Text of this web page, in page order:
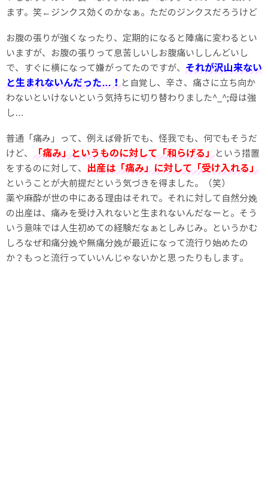
ます。笑←ジンクス効くのかなぁ。ただのジンクスだろうけど
お腹の張りが強くなったり、定期的になると陣痛に変わるとい
いますが、お腹の張りって息苦しいしお腹痛いししんどいし
で、すぐに横になって嫌がってたのですが、 それが沢山来ない
と生まれないんだった…！と自覚し、辛さ、痛さに立ち向か
わないといけないという気持ちに切り替わりました^_^;母は強
し…
普通「痛み」って、例えば骨折でも、怪我でも、何でもそうだ
けど、 「痛み」というものに対して「和らげる」という措置
をするのに対して、 出産は「痛み」に対して「受け入れる」
ということが大前提だという気づきを得ました。（笑）
薬や麻酔が世の中にある理由はそれで。それに対して自然分娩
の出産は、痛みを受け入れないと生まれないんだなーと。そう
いう意味では人生初めての経験だなぁとしみじみ。というかむ
しろなぜ和痛分娩や無痛分娩が最近になって流行り始めたの
か？もっと流行っていいんじゃないかと思ったりもします。